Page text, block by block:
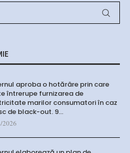
aproba o hotărâre prin care
întrerupe furnizarea de
marilor consumatori în caz
de black-out. 9…
2026